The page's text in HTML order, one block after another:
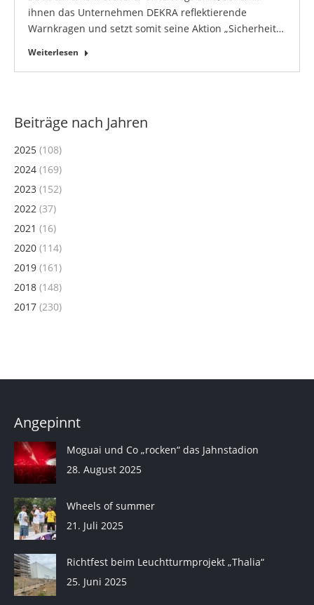
ihnen das Unternehmen DEKRA reflektierende
Warnkragen und setzt somit seine Aktion „Sicherheit…
Weiterlesen
Beiträge nach Jahren
2025 (108)
2024 (169)
2023 (152)
2022 (37)
2021 (16)
2020 (114)
2019 (161)
2018 (148)
2017 (230)
Angepinnt
Moguai und Co „rocken“ das Jahnstadion
28. August 2025
Wheels of summer
21. Juli 2025
Richtfest beim Leuchtturmprojekt „Thalia“
25. Juni 2025